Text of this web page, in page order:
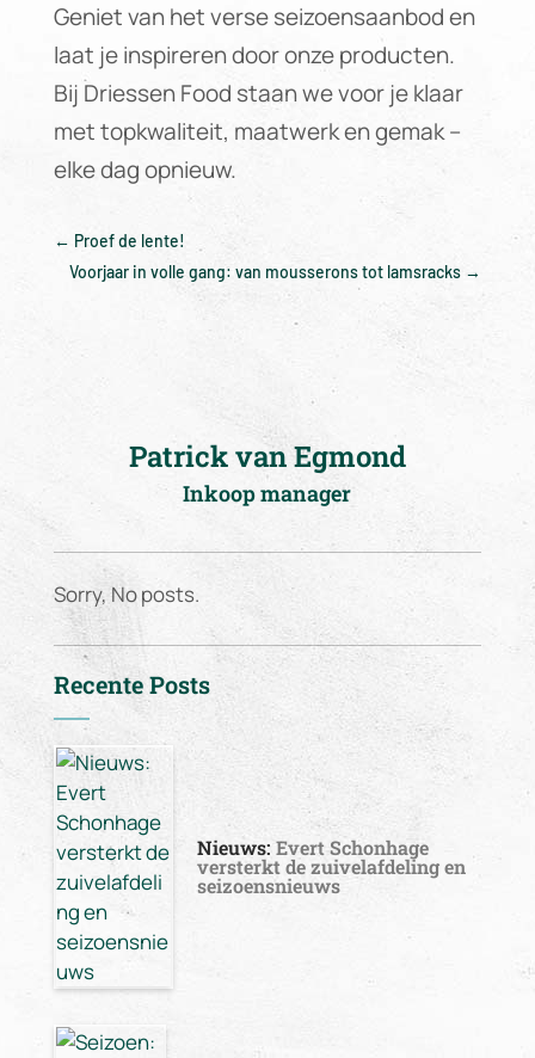
Geniet van het verse seizoensaanbod en
laat je inspireren door onze producten.
Bij Driessen Food staan we voor je klaar
met topkwaliteit, maatwerk en gemak –
elke dag opnieuw.
← Proef de lente!
Voorjaar in volle gang: van mousserons tot lamsracks →
Patrick van Egmond
Inkoop manager
Sorry, No posts.
Recente Posts
Nieuws: Evert Schonhage
versterkt de zuivelafdeling en
seizoensnieuws